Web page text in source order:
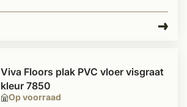
Op voorraad
Viva Floors plak PVC vloer visgraat
kleur 7850